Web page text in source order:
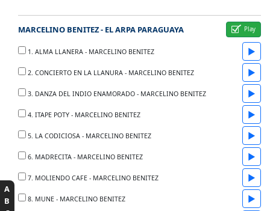
A
B
MARCELINO BENITEZ - EL ARPA PARAGUAYA
1. ALMA LLANERA - MARCELINO BENITEZ ▶
2. CONCIERTO EN LA LLANURA - MARCELINO BENITEZ ▶
3. DANZA DEL INDIO ENAMORADO - MARCELINO BENITEZ ▶
4. ITAPE POTY - MARCELINO BENITEZ ▶
5. LA CODICIOSA - MARCELINO BENITEZ ▶
6. MADRECITA - MARCELINO BENITEZ ▶
7. MOLIENDO CAFE - MARCELINO BENITEZ ▶
8. MUNE - MARCELINO BENITEZ ▶